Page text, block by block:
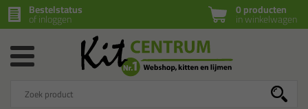
0 producten
in winkelwagen
Bestelstatus
of inloggen